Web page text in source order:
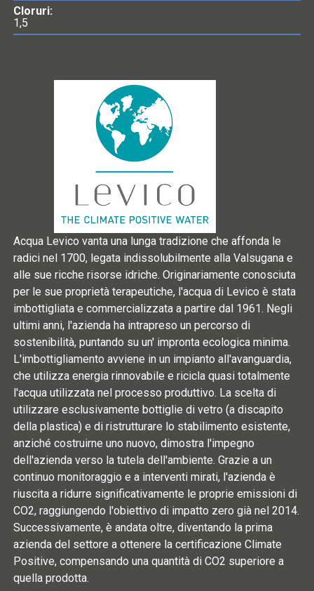
Cloruri:
1,5
Acqua Levico vanta una lunga tradizione che affonda le
radici nel 1700, legata indissolubilmente alla Valsugana e
alle sue ricche risorse idriche. Originariamente conosciuta
per le sue proprietà terapeutiche, l'acqua di Levico è stata
imbottigliata e commercializzata a partire dal 1961. Negli
ultimi anni, l'azienda ha intrapreso un percorso di
sostenibilità, puntando su un' impronta ecologica minima.
L'imbottigliamento avviene in un impianto all'avanguardia,
che utilizza energia rinnovabile e ricicla quasi totalmente
l'acqua utilizzata nel processo produttivo. La scelta di
utilizzare esclusivamente bottiglie di vetro (a discapito
della plastica) e di ristrutturare lo stabilimento esistente,
anziché costruirne uno nuovo, dimostra l'impegno
dell'azienda verso la tutela dell'ambiente. Grazie a un
continuo monitoraggio e a interventi mirati, l'azienda è
riuscita a ridurre significativamente le proprie emissioni di
CO2, raggiungendo l'obiettivo di impatto zero già nel 2014.
Successivamente, è andata oltre, diventando la prima
azienda del settore a ottenere la certificazione Climate
Positive, compensando una quantità di CO2 superiore a
quella prodotta.